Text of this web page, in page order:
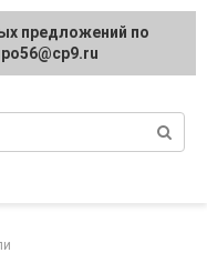
предложений по